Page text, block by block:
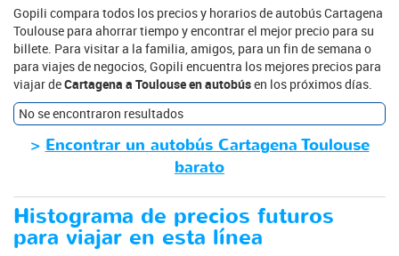
Gopili compara todos los precios y horarios de autobús Cartagena
Toulouse para ahorrar tiempo y encontrar el mejor precio para su
billete. Para visitar a la familia, amigos, para un fin de semana o
para viajes de negocios, Gopili encuentra los mejores precios para
viajar deCartagena a Toulouse en autobúsen los próximos días.
No se encontraron resultados
> Encontrar un autobús Cartagena Toulouse
barato
Histograma de precios futuros
para viajar en esta línea